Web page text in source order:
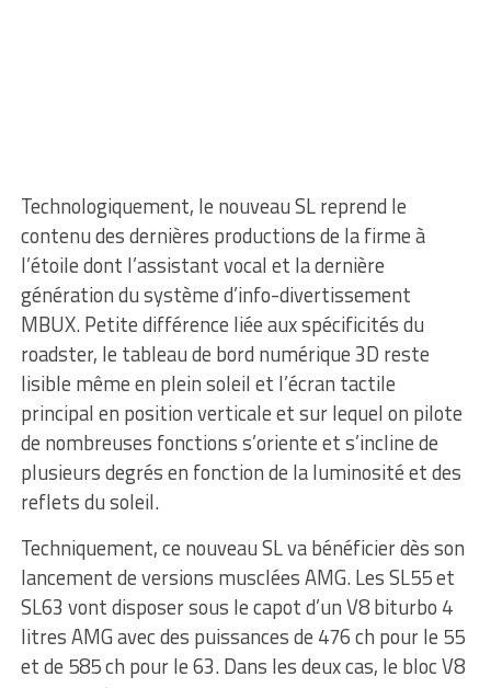
Technologiquement, le nouveau SL reprend le
contenu des dernières productions de la firme à
l’étoile dont l’assistant vocal et la dernière
génération du système d’info-divertissement
MBUX. Petite différence liée aux spécificités du
roadster, le tableau de bord numérique 3D reste
lisible même en plein soleil et l’écran tactile
principal en position verticale et sur lequel on pilote
de nombreuses fonctions s’oriente et s’incline de
plusieurs degrés en fonction de la luminosité et des
reflets du soleil.
Techniquement, ce nouveau SL va bénéficier dès son
lancement de versions musclées AMG. Les SL55 et
SL63 vont disposer sous le capot d’un V8 biturbo 4
litres AMG avec des puissances de 476 ch pour le 55
et de 585 ch pour le 63. Dans les deux cas, le bloc V8